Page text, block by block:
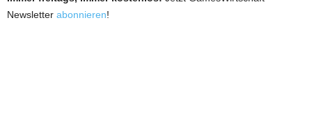
Newsletter abonnieren!